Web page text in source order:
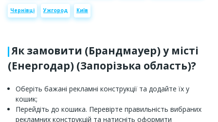
Чернівці Ужгород Київ
Як замовити (Брандмауер) у місті
(Енергодар) (Запорізька область)?
Оберіть бажані рекламні конструкції та додайте їх у
кошик;
Перейдіть до кошика. Перевірте правильність вибраних
рекламних конструкцій та натисніть оформити